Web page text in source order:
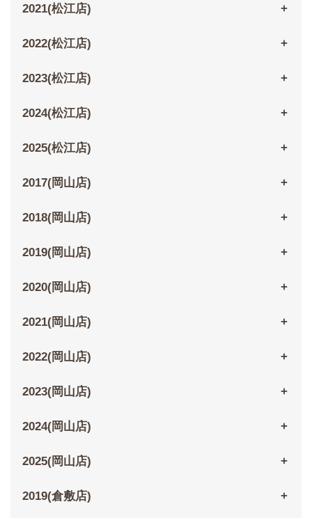
2021(松江店)
2022(松江店)
2023(松江店)
2024(松江店)
2025(松江店)
2017(岡山店)
2018(岡山店)
2019(岡山店)
2020(岡山店)
2021(岡山店)
2022(岡山店)
2023(岡山店)
2024(岡山店)
2025(岡山店)
2019(倉敷店)